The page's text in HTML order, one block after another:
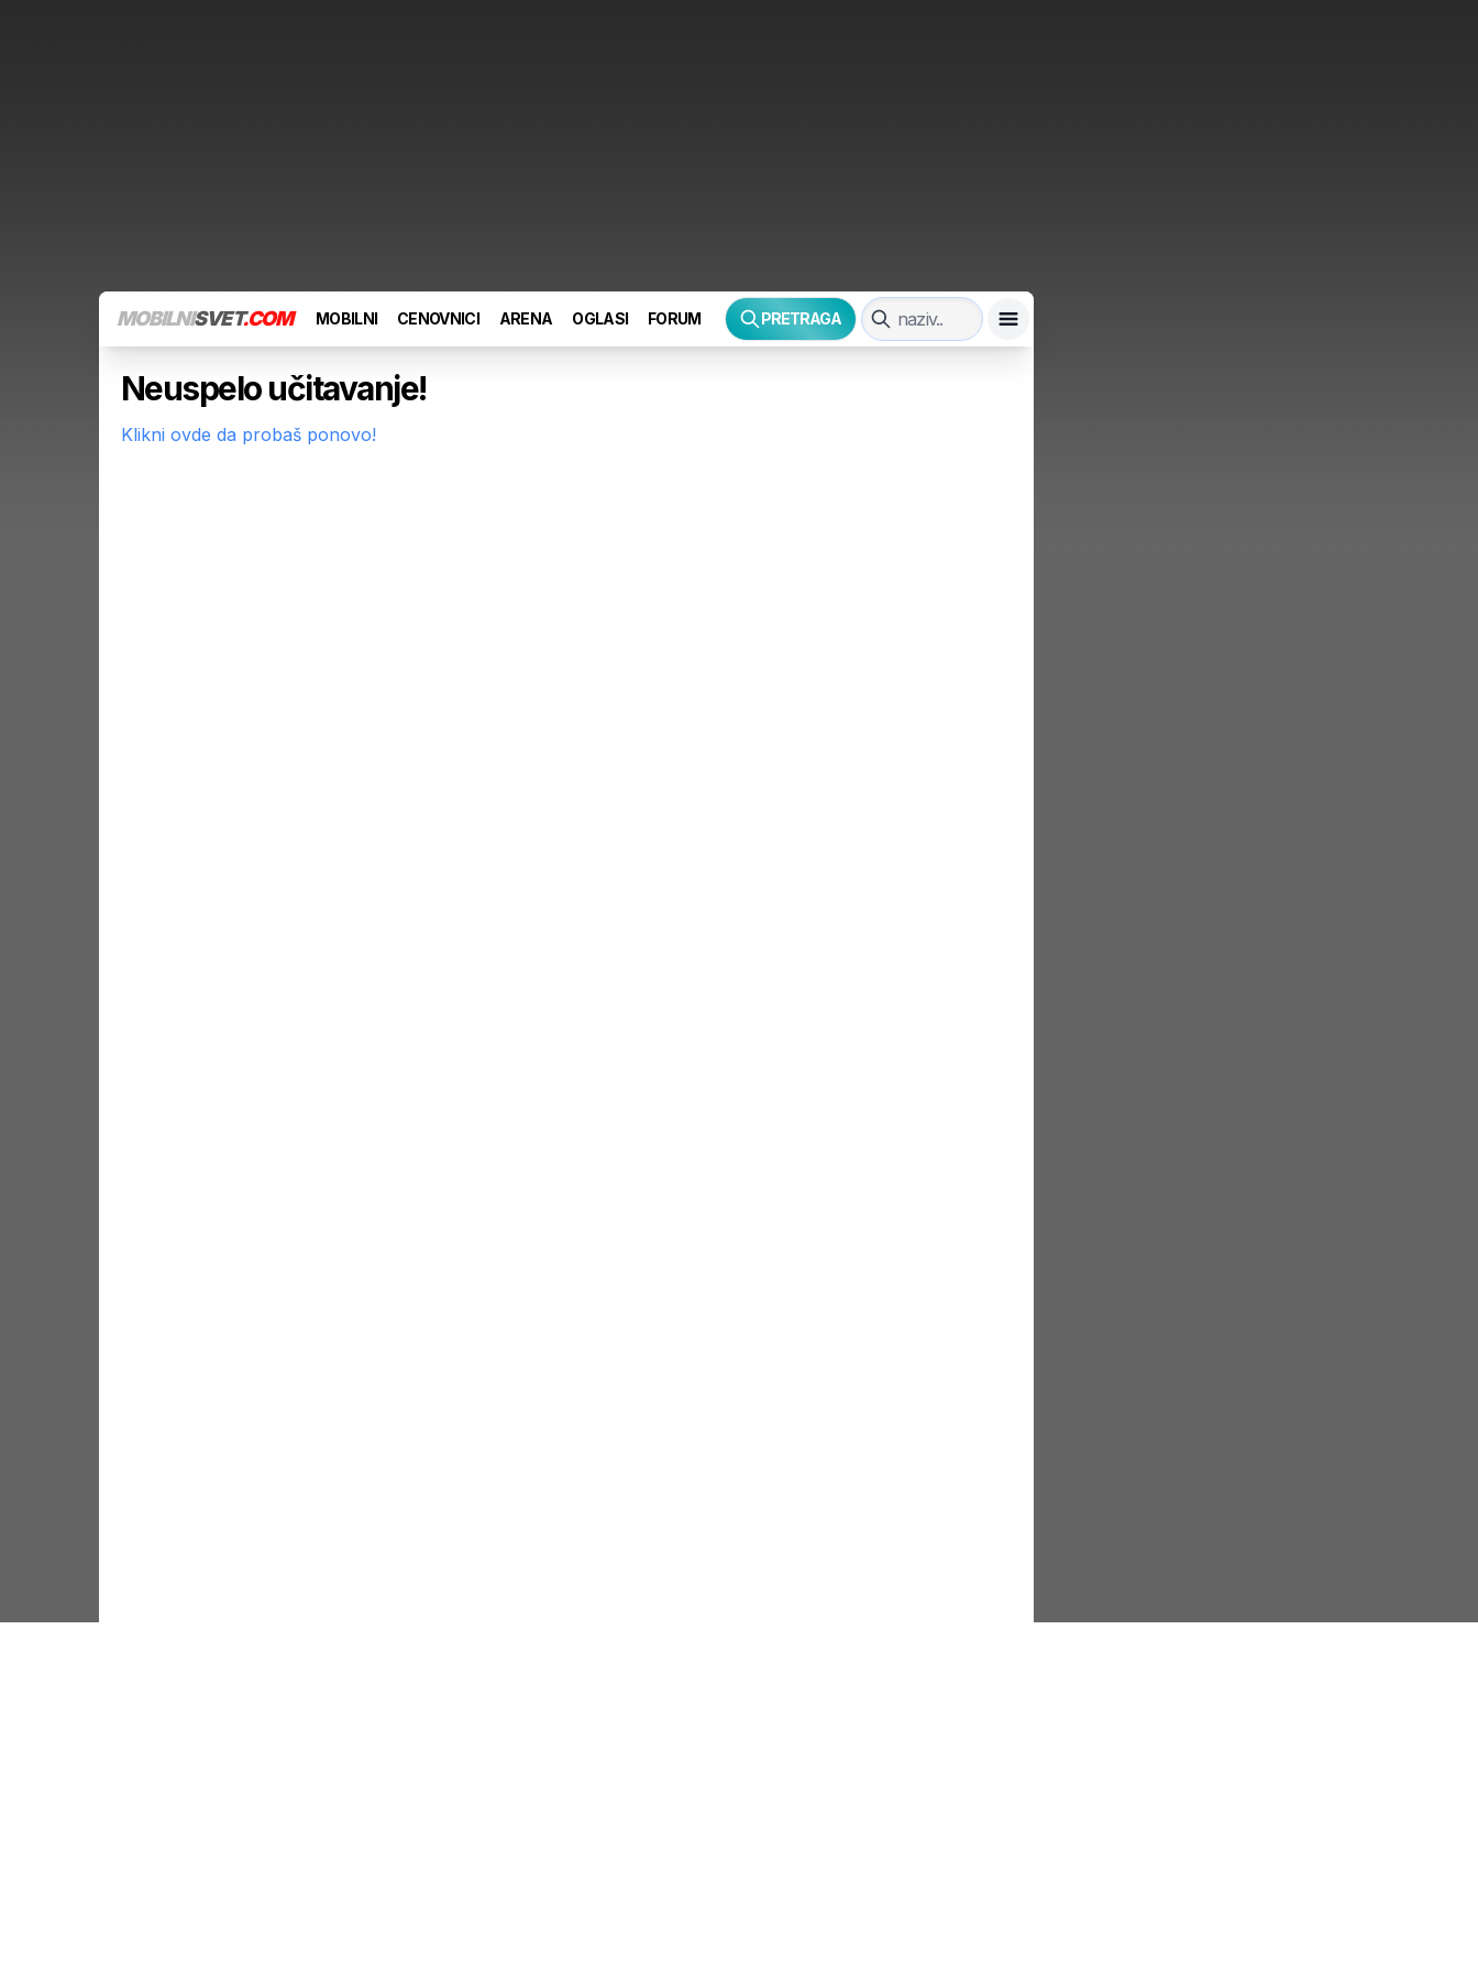
MOBILNISVET.COM MOBILNI CENOVNICI ARENA OGLASI FORUM PRETRAGA
Neuspelo učitavanje!
Klikni ovde da probaš ponovo!